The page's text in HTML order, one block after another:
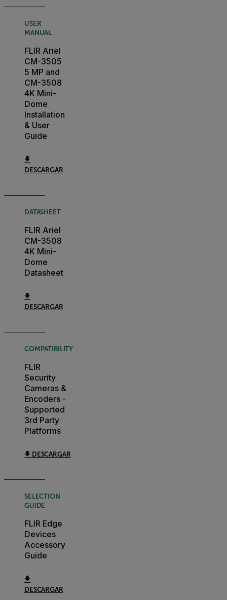
USER
MANUAL
FLIR Ariel
CM-3505
5 MP and
CM-3508
4K Mini-
Dome
Installation
& User
Guide
DESCARGAR
DATASHEET
FLIR Ariel
CM-3508
4K Mini-
Dome
Datasheet
DESCARGAR
COMPATIBILITY
FLIR
Security
Cameras &
Encoders -
Supported
3rd Party
Platforms
DESCARGAR
SELECTION
GUIDE
FLIR Edge
Devices
Accessory
Guide
DESCARGAR